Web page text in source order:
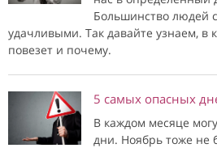
Большинство людей
удачливыми. Так давайте узнаем, в
повезет и почему.
5 самых опасных
В каждом месяце
дни. Ноябрь тоже не